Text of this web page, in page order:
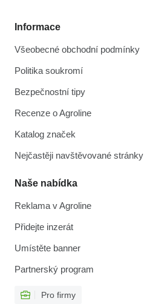
Informace
Všeobecné obchodní podmínky
Politika soukromí
Bezpečnostní tipy
Recenze o Agroline
Katalog značek
Nejčastěji navštěvované stránky
Naše nabídka
Reklama v Agroline
Přidejte inzerát
Umístěte banner
Partnerský program
Pro firmy